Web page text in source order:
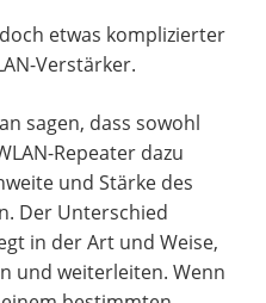
etwas komplizierter
Verstärker.
sagen, dass sowohl
Repeater dazu
und Stärke des
Der Unterschied
in der Art und Weise,
und weiterleiten. Wenn